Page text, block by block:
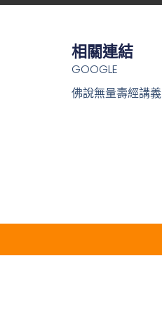
相關連結
GOOGLE
佛說無量壽經講義